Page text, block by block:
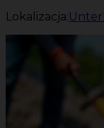
Lokalizacja: